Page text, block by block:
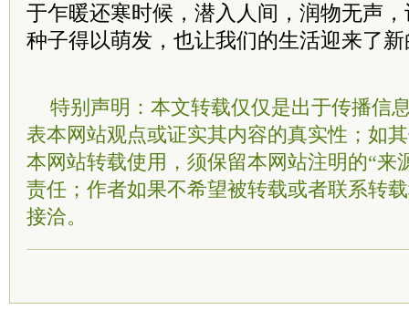
于乍暖还寒时候，潜入人间，润物无声
种子得以萌发，也让我们的生活迎来了
特别声明：本文转载仅仅是出于传播信
表本网站观点或证实其内容的真实性；如
本网站转载使用，须保留本网站注明的“来
责任；作者如果不希望被转载或者联系转
接洽。